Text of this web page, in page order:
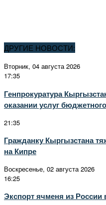
ДРУГИЕ НОВОСТИ:
Вторник, 04 августа 2026
17:35
Генпрокуратура
оказании услуг
21:35
Гражданку Кыргызстана
на Кипре
Воскресенье, 02 августа 2026
16:25
Экспорт ячменя из